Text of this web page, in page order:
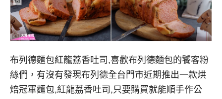
布列德麵包紅龍荔香吐司,喜歡布列德麵包的饕客粉
絲們，有沒有發現布列德全台門市近期推出一款烘
焙冠軍麵包,紅龍荔香吐司,只要購買就能順手作公